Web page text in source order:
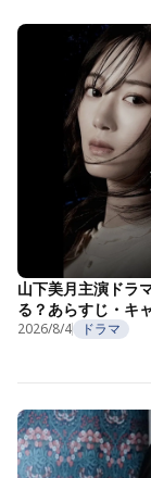
山下美月主演ドラ
る？あらすじ・キ
2026/8/4 ドラマ